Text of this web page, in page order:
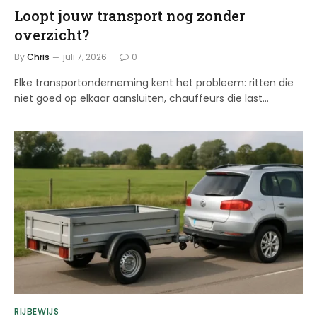
Loopt jouw transport nog zonder
overzicht?
ByChris juli 7, 2026 0
Elke transportonderneming kent het probleem: ritten die
niet goed op elkaar aansluiten, chauffeurs die last…
RIJBEWIJS